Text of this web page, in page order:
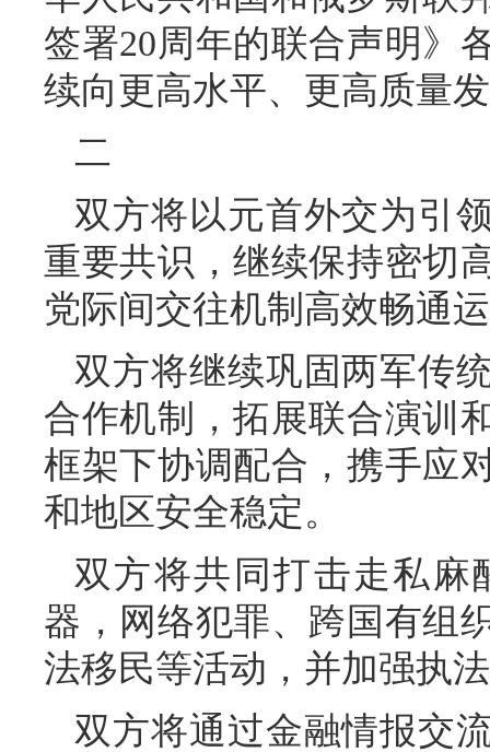
签署20周年的联合声明》
续向更高水平、更高质量
二
双方将以元首外交为引
重要共识，继续保持密切
党际间交往机制高效畅通
双方将继续巩固两军传
合作机制，拓展联合演训
框架下协调配合，携手应
和地区安全稳定。
双方将共同打击走私麻
器，网络犯罪、跨国有组
法移民等活动，并加强执
双方将通过金融情报交